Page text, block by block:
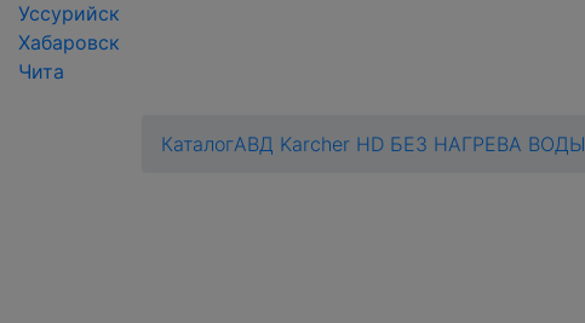
Уссурийск
Хабаровск
Чита
КаталогАВД Karcher HD БЕЗ НАГРЕВА ВОДЫ